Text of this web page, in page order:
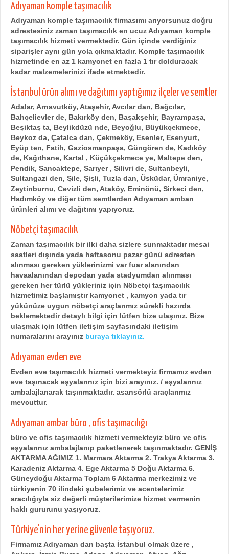
Adıyaman komple taşımacılık
Adıyaman komple taşımacılık firmasımı arıyorsunuz doğru
adrestesiniz zaman taşımacılık en ucuz Adıyaman komple
taşımacılık hizmeti vermektedir. Gün içinde verdiğiniz
siparişler aynı gün yola çıkmaktadır. Komple taşımacılık
hizmetinde en az 1 kamyonet en fazla 1 tır dolduracak
kadar malzemelerinizi ifade etmektedir.
İstanbul ürün alımı ve dağıtımı yaptığımız ilçeler ve semtler
Adalar, Arnavutköy, Ataşehir, Avcılar dan, Bağcılar,
Bahçelievler de, Bakırköy den, Başakşehir, Bayrampaşa,
Beşiktaş ta, Beylikdüzü nde, Beyoğlu, Büyükçekmece,
Beykoz da, Çatalca dan, Çekmeköy, Esenler, Esenyurt,
Eyüp ten, Fatih, Gaziosmanpaşa, Güngören de, Kadıköy
de, Kağıthane, Kartal , Küçükçekmece ye, Maltepe den,
Pendik, Sancaktepe, Sarıyer , Silivri de, Sultanbeyli,
Sultangazi den, Şile, Şişli, Tuzla dan, Üsküdar, Ümraniye,
Zeytinburnu, Cevizli den, Ataköy, Eminönü, Sirkeci den,
Hadımköy ve diğer tüm semtlerden Adıyaman ambarı
ürünleri alımı ve dağıtımı yapıyoruz.
Nöbetçi taşımacılık
Zaman taşımacılık bir ilki daha sizlere sunmaktadır mesai
saatleri dışında yada haftasonu pazar günü adresten
alınması gereken yüklerinizmi var fuar alanından
havaalanından depodan yada stadyumdan alınması
gereken her türlü yükleriniz için Nöbetçi taşımacılık
hizmetimiz başlamıştır kamyonet , kamyon yada tır
yükünüze uygun nöbetçi araçlarımız sürekli hazırda
beklemektedir detaylı bilgi için lütfen bize ulaşınız. Bize
ulaşmak için lütfen iletişim sayfasındaki iletişim
numaralarını arayınız buraya tıklayınız.
Adıyaman evden eve
Evden eve taşımacılık hizmeti vermekteyiz firmamız evden
eve taşınacak eşyalarınız için bizi arayınız. / eşyalarınız
ambalajlanarak taşınmaktadır. asansörlü araçlarımız
mevcuttur.
Adıyaman ambar büro , ofis taşımacılığı
büro ve ofis taşımacılık hizmeti vermekteyiz büro ve ofis
eşyalarınız ambalajlanıp paketlenerek taşınmaktadır. GENİŞ
AKTARMA AĞIMIZ 1. Marmara Aktarma 2. Trakya Aktarma 3.
Karadeniz Aktarma 4. Ege Aktarma 5 Doğu Aktarma 6.
Güneydoğu Aktarma Toplam 6 Aktarma merkezimiz ve
türkiyenin 70 ilindeki şubelerimiz ve acentelerimiz
aracılığıyla siz değerli müşterilerimize hizmet vermenin
haklı gururunu yaşıyoruz.
Türkiye'nin her yerine güvenle taşıyoruz.
Firmamız Adıyaman dan başta İstanbul olmak üzere ,